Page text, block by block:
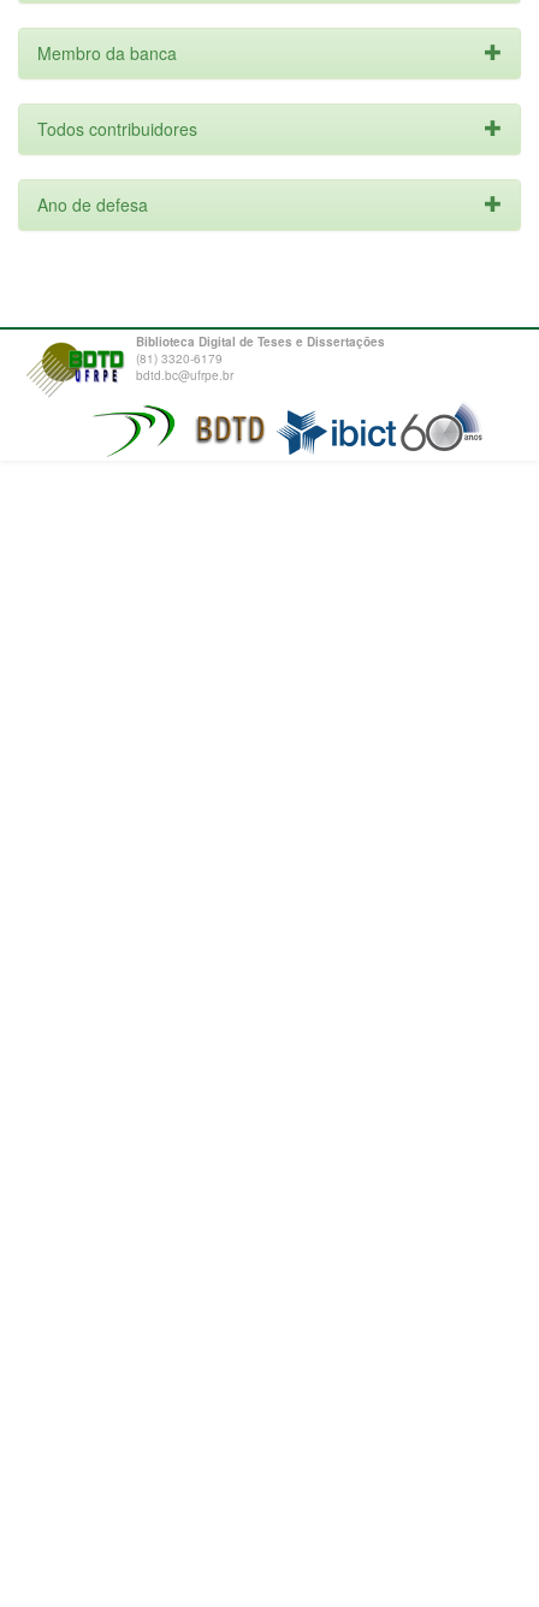
Membro da banca
Todos contribuidores
Ano de defesa
Biblioteca Digital de Teses e Dissertações
(81) 3320-6179
bdtd.bc@ufrpe.br